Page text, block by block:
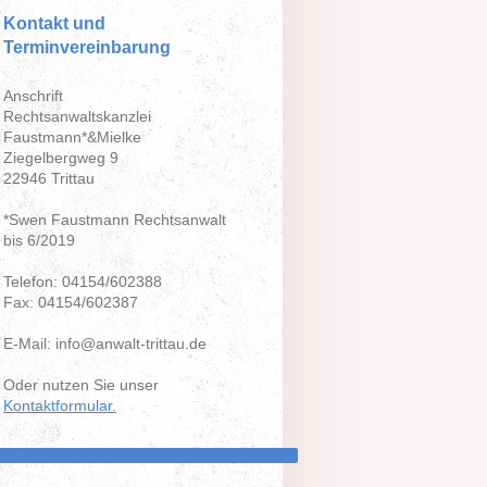
Kontakt und
Terminvereinbarung
Anschrift
Rechtsanwaltskanzlei
Faustmann*&Mielke
Ziegelbergweg 9
22946 Trittau
*Swen Faustmann Rechtsanwalt
bis 6/2019
Telefon: 04154/602388
Fax: 04154/602387
E-Mail: info@anwalt-trittau.de
Oder nutzen Sie unser
Kontaktformular.